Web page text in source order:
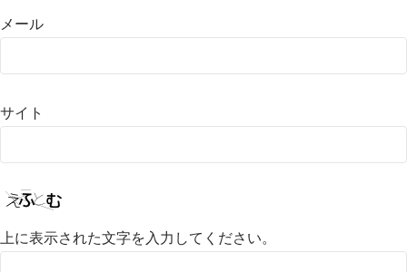
メール
サイト
上に表示された文字を入力してください。